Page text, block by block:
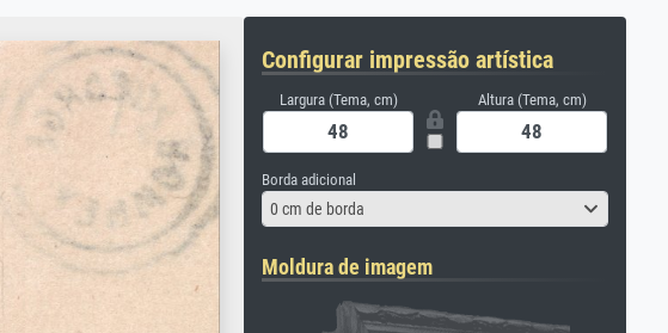
Configurar impressão artística
Largura (Tema, cm) Altura (Tema, cm)
Borda adicional
0 cm de borda
Moldura de imagem